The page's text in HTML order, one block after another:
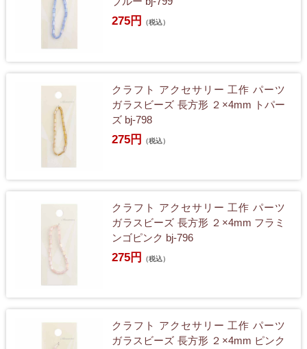
275円 （税込）
クラフト アクセサリー 工作 パーツ
ガラスビーズ 長方形 ２×4mm トパー
ズ bj-798
275円 （税込）
クラフト アクセサリー 工作 パーツ
ガラスビーズ 長方形 ２×4mm フラミ
ンゴピンク bj-796
275円 （税込）
クラフト アクセサリー 工作 パーツ
ガラスビーズ 長方形 ２×4mm ピンク